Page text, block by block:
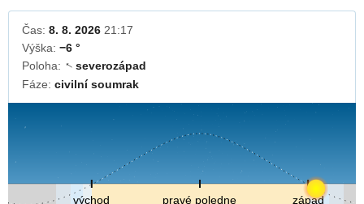
Čas: 8. 8. 2026 21:17
Výška: −6 °
Poloha: ↓severozápad
Fáze: civilní soumrak
pravé poledne
východ západ